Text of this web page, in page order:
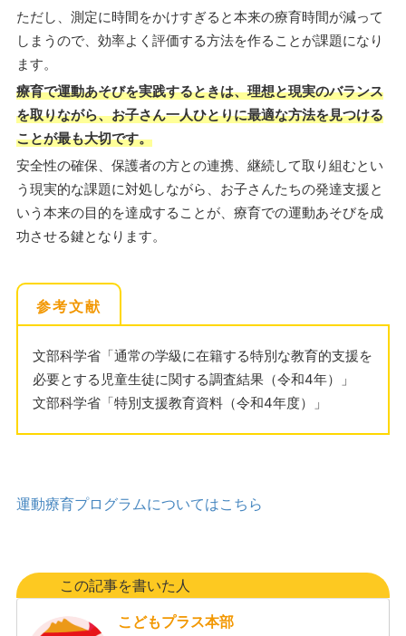
ただし、測定に時間をかけすぎると本来の療育時間が減って
しまうので、効率よく評価する方法を作ることが課題になり
ます。
療育で運動あそびを実践するときは、理想と現実のバランス
を取りながら、お子さん一人ひとりに最適な方法を見つける
ことが最も大切です。
安全性の確保、保護者の方との連携、継続して取り組むとい
う現実的な課題に対処しながら、お子さんたちの発達支援と
いう本来の目的を達成することが、療育での運動あそびを成
功させる鍵となります。
参考文献
文部科学省「通常の学級に在籍する特別な教育的支援を
必要とする児童生徒に関する調査結果（令和4年）」
文部科学省「特別支援教育資料（令和4年度）」
運動療育プログラムについてはこちら
この記事を書いた人
こどもプラス本部